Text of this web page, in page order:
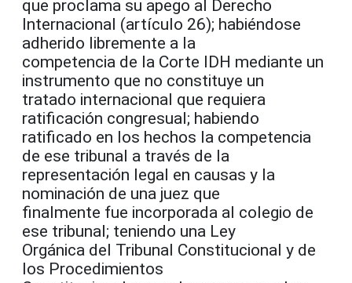
que proclama su apego al Derecho
Internacional (artículo 26); habiéndose
adherido libremente a la
competencia de la Corte IDH mediante un
instrumento que no constituye un
tratado internacional que requiera
ratificación congresual; habiendo
ratificado en los hechos la competencia
de ese tribunal a través de la
representación legal en causas y la
nominación de una juez que
finalmente fue incorporada al colegio de
ese tribunal; teniendo una Ley
Orgánica del Tribunal Constitucional y de
los Procedimientos